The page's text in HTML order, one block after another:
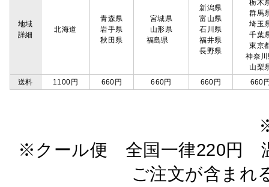
地域
詳細
北海道
青森県
岩手県
秋田県
宮城県
山形県
福島県
新潟県
富山県
石川県
福井県
長野県
栃木
群馬
埼玉
千葉
東京
神奈
山梨
送料
1100円 660円 660円 660円 660
※クール便 全国一律220円
ご注文が含ま